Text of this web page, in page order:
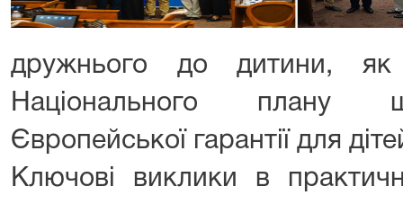
дружнього до дитини, як
Національного плану
Європейської гарантії для
Ключові виклики в